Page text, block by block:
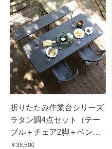
折りたたみ作業台シリーズ
ラタン調4点セット（テー
ブル＋チェア2脚＋ベン
チ）
￥38,500